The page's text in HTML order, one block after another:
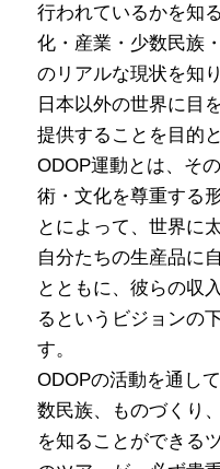
行われているかを知
化・産業・少数民族
のリアルな現状を知
日本以外の世界に目
提供することを目的
ODOP運動とは、そ
術・文化を尊重する
とによって、世界に
自分たちの生産品に
とともに、彼らの収
るというビジョンの
す。
ODOPの活動を通し
数民族、ものづくり
を知ることができる